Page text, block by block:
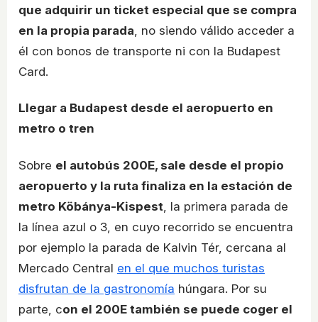
que adquirir un ticket especial que se compra
en la propia parada , no siendo válido acceder a
él con bonos de transporte ni con la Budapest
Card.
Llegar a Budapest desde el aeropuerto en
metro o tren
Sobre el autobús 200E, sale desde el propio
aeropuerto y la ruta finaliza en la estación de
metro Köbánya-Kispest, la primera parada de
la línea azul o 3, en cuyo recorrido se encuentra
por ejemplo la parada de Kalvin Tér, cercana al
Mercado Central en el que muchos turistas
disfrutan de la gastronomía húngara. Por su
parte, con el 200E también se puede coger el